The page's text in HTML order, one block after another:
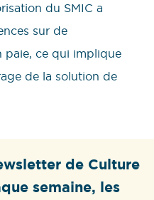
du SMIC a
sur de
paie, ce qui implique
de la solution de
de Culture
semaine, les